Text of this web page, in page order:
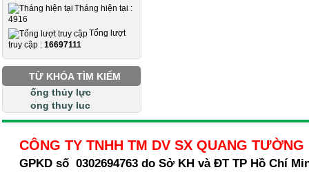
Tháng hiện tại :
4916
Tổng lượt
truy cập : 16697111
TỪ KHÓA TÌM KIẾM
ống thủy lực
ong thuy luc
CÔNG TY TNHH TM DV SX QUANG TƯỜNG
GPKD số 0302694763 do Sở KH và ĐT TP Hồ Chí